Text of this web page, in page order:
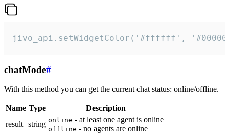
jivo_api.setWidgetColor('#ffffff',
chatMode#
With this method you can get the current chat status: online/offline.
Name Type
Description
result string online - at least one agent is online
offline - no agents are online